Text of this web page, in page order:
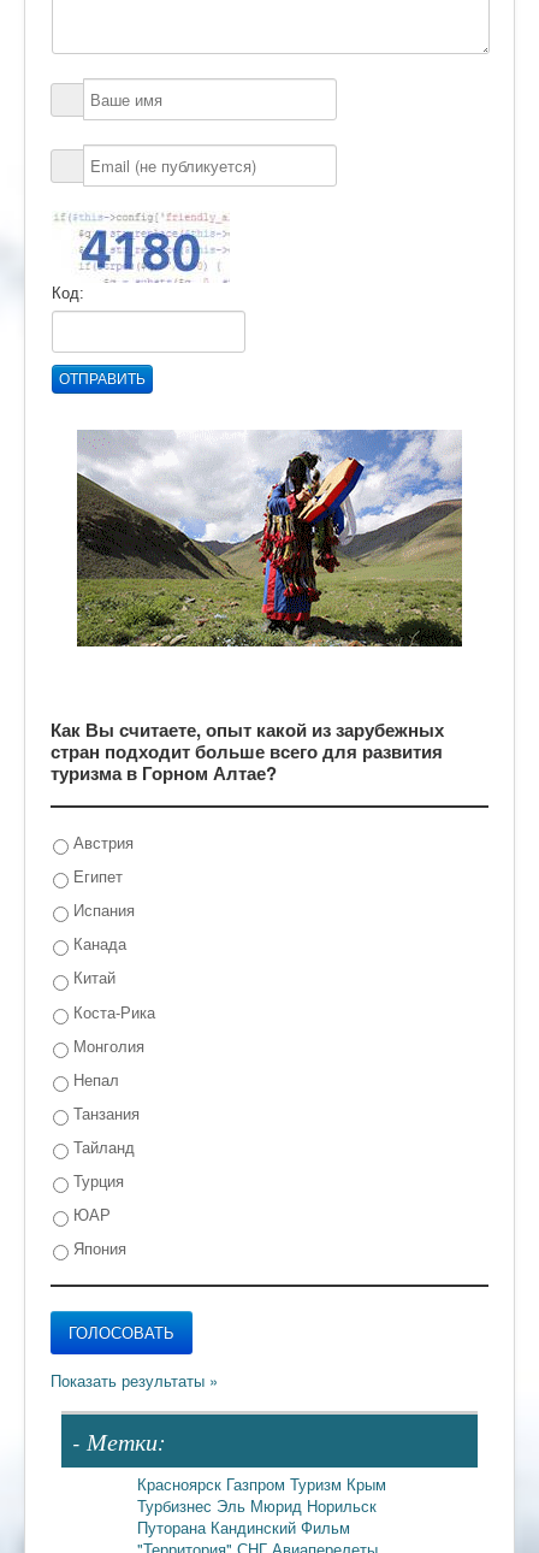
Код:
ОТПРАВИТЬ
Как Вы считаете, опыт какой из зарубежных
стран подходит больше всего для развития
туризма в Горном Алтае?
Австрия
Египет
Испания
Канада
Китай
Коста-Рика
Монголия
Непал
Танзания
Тайланд
Турция
ЮАР
Япония
- Метки:
Красноярск Газпром Туризм Крым
Турбизнес Эль Мюрид Норильск
Путорана Кандинский Фильм